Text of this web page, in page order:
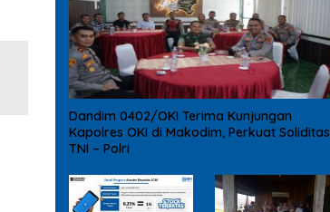
Dandim 0402/OKI Terima Kunjungan
Kapolres OKI di Makodim, Perkuat Soliditas
TNI – Polri